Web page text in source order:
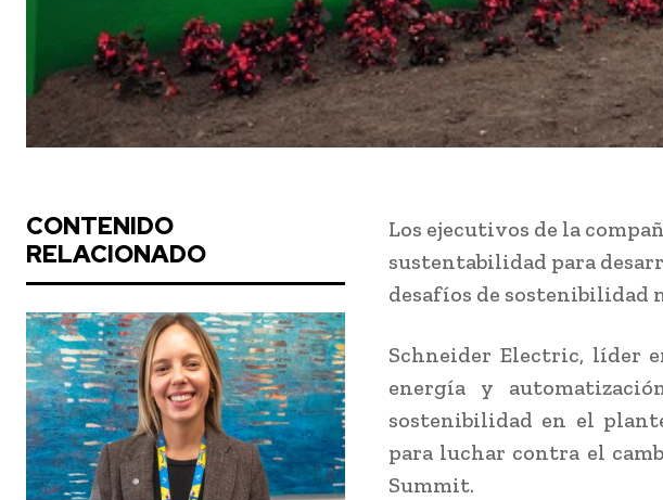
CONTENIDO
RELACIONADO
Los ejecutivos de la
sustentabilidad para
desafíos de sostenibilidad
Schneider Electric, líder
energía y
sostenibilidad en el
para luchar contra el
Summit.